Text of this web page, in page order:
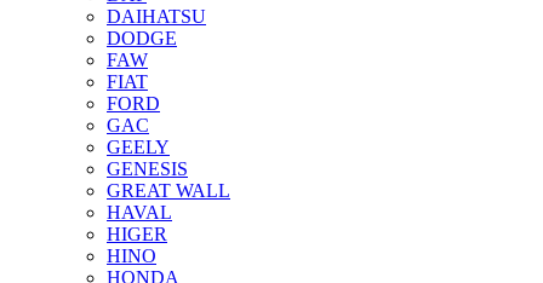
DAIHATSU
DODGE
FAW
FIAT
FORD
GAC
GEELY
GENESIS
GREAT WALL
HAVAL
HIGER
HINO
HONDA